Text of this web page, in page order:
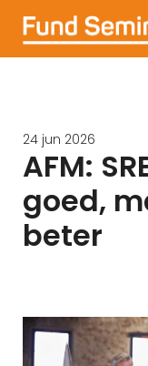
24 jun 2026
AFM:
goed,
beter